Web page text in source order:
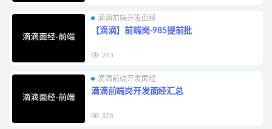
滴滴前端开发面经
【滴滴】前端岗-985提前批
243
滴滴前端开发面经
滴滴前端岗开发面经汇总
328